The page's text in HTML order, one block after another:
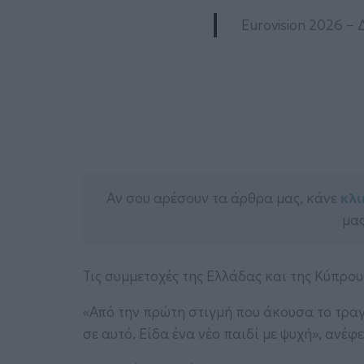
Eurovision 2026 –
Αν σου αρέσουν τα άρθρα μας, κάνε
Τις συμμετοχές της Ελλάδας και της
«Από την πρώτη στιγμή που άκουσα το
σε αυτό. Είδα ένα νέο παιδί με ψυχή»,